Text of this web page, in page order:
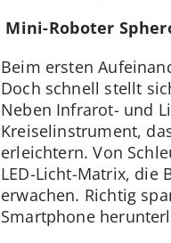
Mini-Roboter
Beim ersten
Doch schnell stellt
Neben Infrarot- und
Kreiselinstrument,
erleichtern. Von
LED-Licht-Matrix, die
erwachen. Richtig
Smartphone